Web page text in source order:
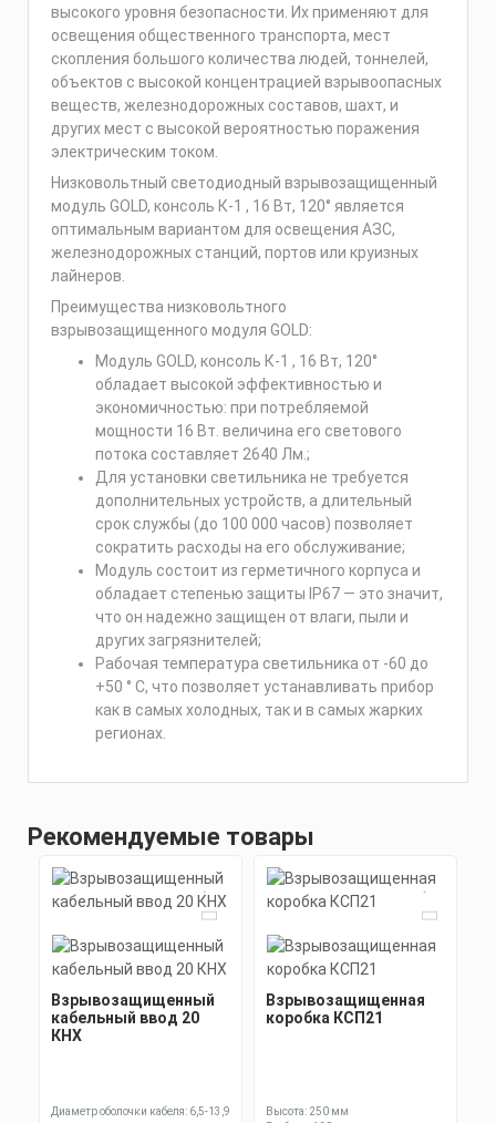
высокого уровня безопасности. Их применяют для
освещения общественного транспорта, мест
скопления большого количества людей, тоннелей,
объектов с высокой концентрацией взрывоопасных
веществ, железнодорожных составов, шахт, и
других мест с высокой вероятностью поражения
электрическим током.
Низковольтный светодиодный взрывозащищенный
модуль GOLD, консоль К-1 , 16 Вт, 120° является
оптимальным вариантом для освещения АЗС,
железнодорожных станций, портов или круизных
лайнеров.
Преимущества низковольтного
взрывозащищенного модуля GOLD:
Модуль GOLD, консоль К-1 , 16 Вт, 120°
обладает высокой эффективностью и
экономичностью: при потребляемой
мощности 16 Вт. величина его светового
потока составляет 2640 Лм.;
Для установки светильника не требуется
дополнительных устройств, а длительный
срок службы (до 100 000 часов) позволяет
сократить расходы на его обслуживание;
Модуль состоит из герметичного корпуса и
обладает степенью защиты IP67 — это значит,
что он надежно защищен от влаги, пыли и
других загрязнителей;
Рабочая температура светильника от -60 до
+50 ° С, что позволяет устанавливать прибор
как в самых холодных, так и в самых жарких
регионах.
Рекомендуемые товары
Взрывозащищенный
кабельный ввод 20
КНХ
Диаметр оболочки кабеля: 6,5-13,9
Взрывозащищенная
коробка КСП21
Высота: 250 мм